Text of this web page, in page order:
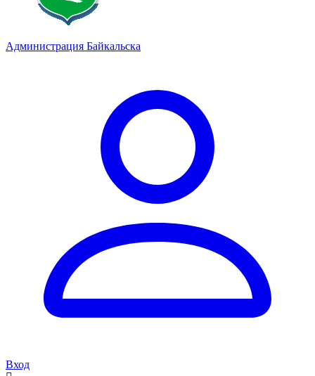
Администрация Байкальска
Вход